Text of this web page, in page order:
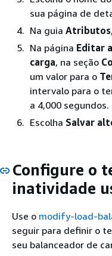
sua página de
Na guia Atributos
Na página Editar
carga, na seção
um valor para o
intervalo para o
a 4,000 segundos.
Escolha Salvar
Configure o
inatividade
Use o modify-load-
seguir para definir o
seu balanceador de